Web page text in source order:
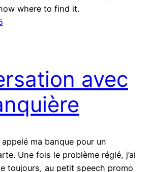
where to find it.
avec
appelé ma banque pour un
Une fois le problème réglé, j’ai
toujours, au petit speech promo